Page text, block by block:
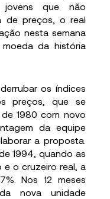
que não
de preços, o real
nesta semana
da história
os índices
preços, que se
1980 com novo
da equipe
a proposta.
1994, quando as
e o cruzeiro real, a
Nos 12 meses
nova unidade